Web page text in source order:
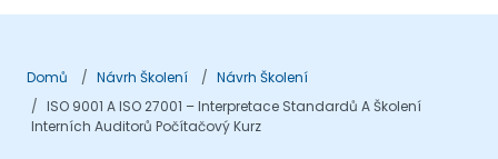
Domů Návrh Školení
Návrh Školení
ISO 9001 A ISO 27001 – Interpretace Standardů A Školení
Interních Auditorů Počítačový Kurz